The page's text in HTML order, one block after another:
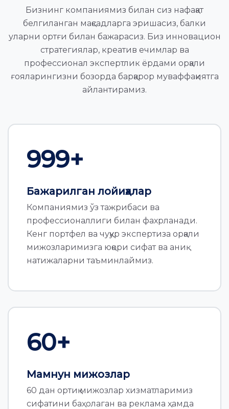
Бизнинг компаниямиз билан сиз нафақат
белгиланган мақсадларга эришасиз, балки
уларни ортғи билан бажарасиз. Биз инновацион
стратегиялар, креатив ечимлар ва
профессионал экспертлик ёрдами орқали
ғояларингизни бозорда барқарор муваффақиятга
айлантирамиз.
1,000
Бажарилган лойиҳалар
Компаниямиз ўз тажрибаси ва
профессионаллиги билан фахрланади.
Кенг портфел ва чуқур экспертиза орқали
мижозларимизга юқори сифат ва аниқ
натижаларни таъминлаймиз.
60+
Мамнун мижозлар
60 дан ортиқ мижозлар хизматларимиз
сифатини баҳолаган ва реклама ҳамда